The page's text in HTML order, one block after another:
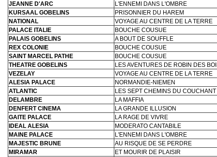
JEANNE D'ARC
L'ENNEMI DANS L'OMBRE
KURSAAL GOBELINS
PRISONNIER DU HAREM
NATIONAL
VOYAGE AU CENTRE DE LA TERRE
PALACE ITALIE
BOUCHE COUSUE
PALAIS GOBELINS
A BOUT DE SOUFFLE
REX COLONIE
BOUCHE COUSUE
SAINT MARCEL PATHE
BOUCHE COUSUE
THEATRE GOBELINS
LES AVENTURES DE ROBIN DES
VEZELAY
VOYAGE AU CENTRE DE LA TERRE
ALESIA PALACE
NORMANDIE-NIEMEN
ATLANTIC
LES SEPT CHEMINS DU COUCHANT
DELAMBRE
LA MAFFIA
DENFERT CINEMA
LA GRANDE ILLUSION
GAITE PALACE
LA RAGE DE VIVRE
IDEAL ALESIA
MODERATO CANTABILE
MAINE PALACE
L'ENNEMI DANS L'OMBRE
MAJESTIC BRUNE
AU RISQUE DE SE PERDRE
MIRAMAR
ET MOURIR DE PLAISIR